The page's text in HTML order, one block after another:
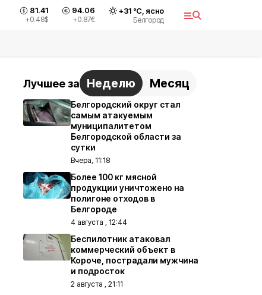
81.41
+0.48$
94.06
+0.87€
+31°С, ясно
Белгород
Лучшее за Неделю Месяц
Белгородский округ стал
самым атакуемым
муниципалитетом
Белгородской области за
сутки
Вчера, 11:18
Более 100 кг мясной
продукции уничтожено на
полигоне отходов в
Белгороде
4 августа , 12:44
Беспилотник атаковал
коммерческий объект в
Короче, пострадали мужчина
и подросток
2 августа , 21:11